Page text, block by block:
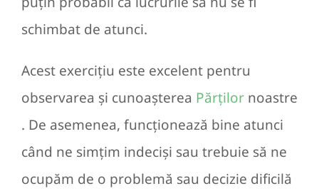
schimbat de atunci.
Acest exercițiu este excelent pentru
observarea și cunoașterea Părților noastre
. De asemenea, funcționează bine atunci
când ne simțim indeciși sau trebuie să ne
ocupăm de o problemă sau decizie dificilă